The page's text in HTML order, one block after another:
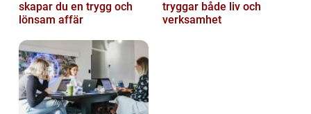
skapar du en trygg och
lönsam affär
tryggar både liv och
verksamhet